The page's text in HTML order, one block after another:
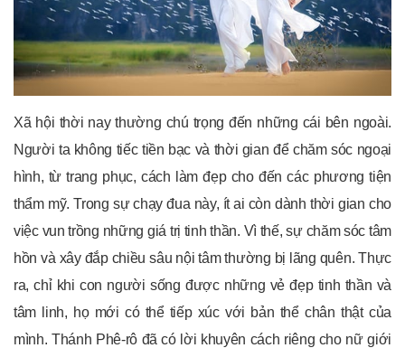
Xã hội thời nay thường chú trọng đến những cái bên ngoài.
Người ta không tiếc tiền bạc và thời gian để chăm sóc ngoại
hình, từ trang phục, cách làm đẹp cho đến các phương tiện
thẩm mỹ. Trong sự chạy đua này, ít ai còn dành thời gian cho
việc vun trồng những giá trị tinh thần. Vì thế, sự chăm sóc tâm
hồn và xây đắp chiều sâu nội tâm thường bị lãng quên. Thực
ra, chỉ khi con người sống được những vẻ đẹp tinh thần và
tâm linh, họ mới có thể tiếp xúc với bản thể chân thật của
mình. Thánh Phê-rô đã có lời khuyên cách riêng cho nữ giới